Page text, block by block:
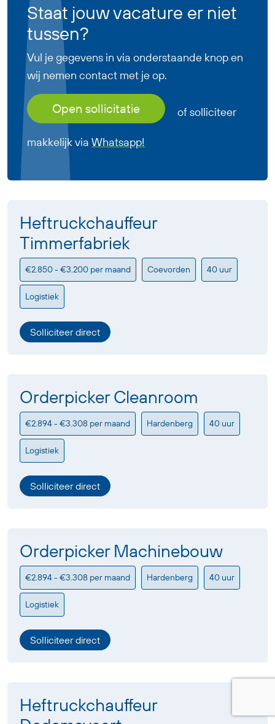
Staat jouw vacature er niet
tussen?
Vul je gegevens in via onderstaande knop en
wij nemen contact met je op.
Open sollicitatie of solliciteer
makkelijk via Whatsapp!
Heftruckchauffeur
Timmerfabriek
€2.850 - €3.200 per maand Coevorden 40 uur
Logistiek
Solliciteer direct
Orderpicker Cleanroom
€2.894 - €3.308 per maand Hardenberg 40 uur
Logistiek
Solliciteer direct
Orderpicker Machinebouw
€2.894 - €3.308 per maand Hardenberg 40 uur
Logistiek
Solliciteer direct
Heftruckchauffeur